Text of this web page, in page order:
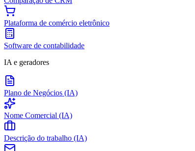
Plataforma de comércio eletrônico
Software de contabilidade
IA e geradores
Plano de Negócios (IA)
Nome Comercial (IA)
Descrição do trabalho (IA)